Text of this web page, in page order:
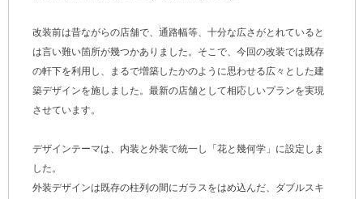
改装前は昔ながらの店舗で、通路幅等、十分な広さがとれていると
は言い難い箇所が幾つかありました。そこで、今回の改装では既存
の軒下を利用し、まるで増築したかのように思わせる広々とした建
築デザインを施しました。最新の店舗として相応しいプランを実現
させています。
デザインテーマは、内装と外装で統一し「花と幾何学」に設定しま
した。
外装デザインは既存の柱列の間にガラスをはめ込んだ、ダブルスキ